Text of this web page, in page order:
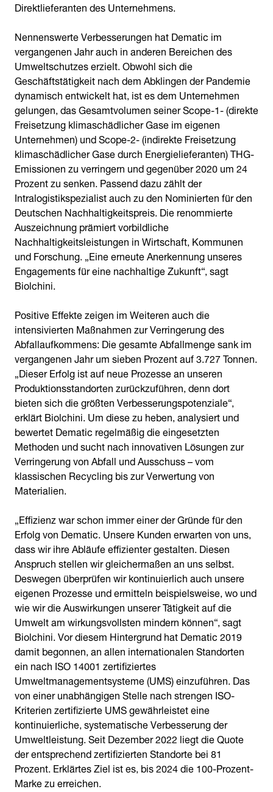
Direktlieferanten des Unternehmens.
Nennenswerte Verbesserungen hat Dematic im
vergangenen Jahr auch in anderen Bereichen des
Umweltschutzes erzielt. Obwohl sich die
Geschäftstätigkeit nach dem Abklingen der Pandemie
dynamisch entwickelt hat, ist es dem Unternehmen
gelungen, das Gesamtvolumen seiner Scope-1- (direkte
Freisetzung klimaschädlicher Gase im eigenen
Unternehmen) und Scope-2- (indirekte Freisetzung
klimaschädlicher Gase durch Energielieferanten) THG-
Emissionen zu verringern und gegenüber 2020 um 24
Prozent zu senken. Passend dazu zählt der
Intralogistikspezialist auch zu den Nominierten für den
Deutschen Nachhaltigkeitspreis. Die renommierte
Auszeichnung prämiert vorbildliche
Nachhaltigkeitsleistungen in Wirtschaft, Kommunen
und Forschung. „Eine erneute Anerkennung unseres
Engagements für eine nachhaltige Zukunft“, sagt
Biolchini.
Positive Effekte zeigen im Weiteren auch die
intensivierten Maßnahmen zur Verringerung des
Abfallaufkommens: Die gesamte Abfallmenge sank im
vergangenen Jahr um sieben Prozent auf 3.727 Tonnen.
„Dieser Erfolg ist auf neue Prozesse an unseren
Produktionsstandorten zurückzuführen, denn dort
bieten sich die größten Verbesserungspotenziale“,
erklärt Biolchini. Um diese zu heben, analysiert und
bewertet Dematic regelmäßig die eingesetzten
Methoden und sucht nach innovativen Lösungen zur
Verringerung von Abfall und Ausschuss – vom
klassischen Recycling bis zur Verwertung von
Materialien.
„Effizienz war schon immer einer der Gründe für den
Erfolg von Dematic. Unsere Kunden erwarten von uns,
dass wir ihre Abläufe effizienter gestalten. Diesen
Anspruch stellen wir gleichermaßen an uns selbst.
Deswegen überprüfen wir kontinuierlich auch unsere
eigenen Prozesse und ermitteln beispielsweise, wo und
wie wir die Auswirkungen unserer Tätigkeit auf die
Umwelt am wirkungsvollsten mindern können“, sagt
Biolchini. Vor diesem Hintergrund hat Dematic 2019
damit begonnen, an allen internationalen Standorten
ein nach ISO 14001 zertifiziertes
Umweltmanagementsysteme (UMS) einzuführen. Das
von einer unabhängigen Stelle nach strengen ISO-
Kriterien zertifizierte UMS gewährleistet eine
kontinuierliche, systematische Verbesserung der
Umweltleistung. Seit Dezember 2022 liegt die Quote
der entsprechend zertifizierten Standorte bei 81
Prozent. Erklärtes Ziel ist es, bis 2024 die 100-Prozent-
Marke zu erreichen.